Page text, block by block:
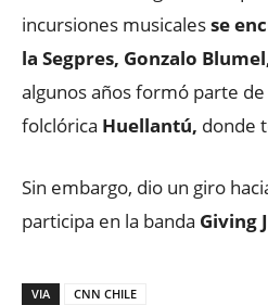
incursiones musicalesse
la Segpres, Gonzalo
algunos años formó parte de
folclórica Huellantú, donde
Sin embargo, dio un giro
participa en la banda Giving
VIA
CNN CHILE